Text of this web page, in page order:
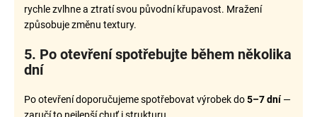
rychle zvlhne a ztratí svou původní křupavost. Mražení
způsobuje změnu textury.
5. Po otevření spotřebujte během několika
dní
Po otevření doporučujeme spotřebovat výrobek do5–7 dní—
zaručí to nejlepší chuť i strukturu.